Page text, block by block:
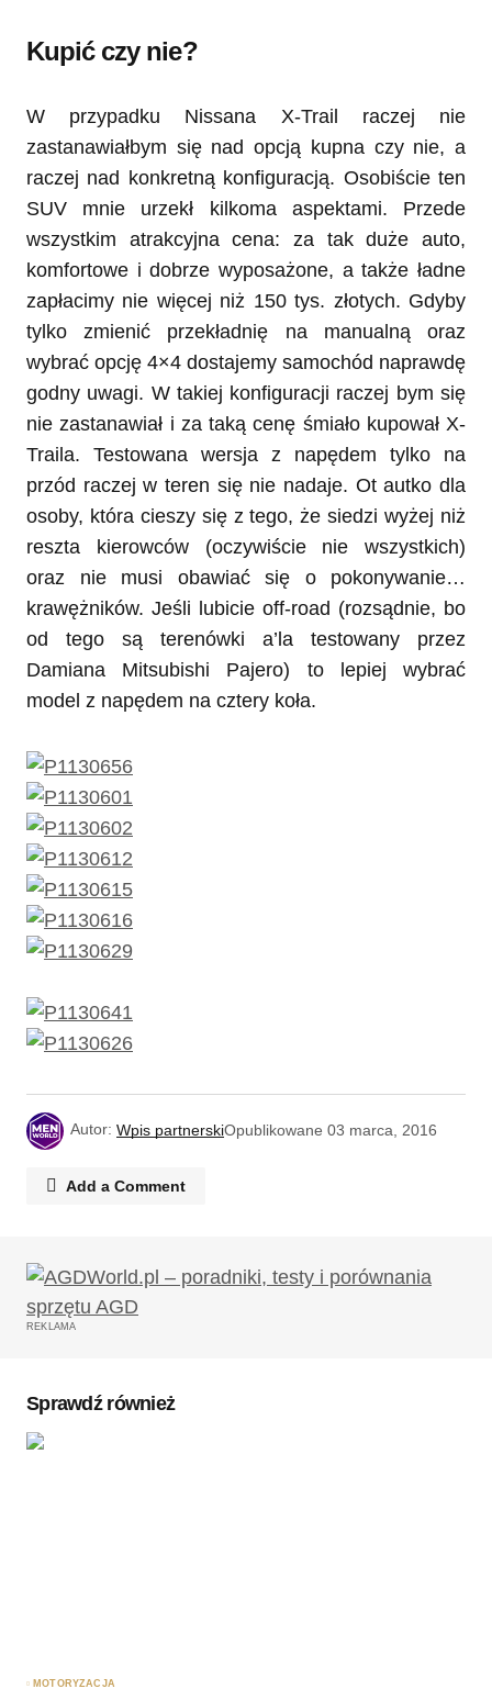
Kupić czy nie?
W przypadku Nissana X-Trail raczej nie
zastanawiałbym się nad opcją kupna czy nie, a
raczej nad konkretną konfiguracją. Osobiście ten
SUV mnie urzekł kilkoma aspektami. Przede
wszystkim atrakcyjna cena: za tak duże auto,
komfortowe i dobrze wyposażone, a także ładne
zapłacimy nie więcej niż 150 tys. złotych. Gdyby
tylko zmienić przekładnię na manualną oraz
wybrać opcję 4×4 dostajemy samochód naprawdę
godny uwagi. W takiej konfiguracji raczej bym się
nie zastanawiał i za taką cenę śmiało kupował X-
Traila. Testowana wersja z napędem tylko na
przód raczej w teren się nie nadaje. Ot autko dla
osoby, która cieszy się z tego, że siedzi wyżej niż
reszta kierowców (oczywiście nie wszystkich)
oraz nie musi obawiać się o pokonywanie…
krawężników. Jeśli lubicie off-road (rozsądnie, bo
od tego są terenówki a’la testowany przez
Damiana Mitsubishi Pajero) to lepiej wybrać
model z napędem na cztery koła.
Autor: Wpis partnerskiOpublikowane 03 marca, 2016
Add a Comment
Twój adres email nie zostanie opublikowany.
Wymagane pola są oznaczone
REKLAMA
Sprawdź również
MOTORYZACJA